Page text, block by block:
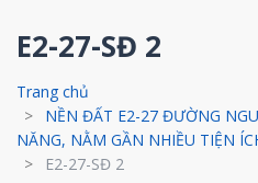
E2-27-SĐ 2
Trang chủ
NỀN ĐẤT E2-27 ĐƯỜNG
NĂNG, NẰM GẦN NHIỀU TIỆN
E2-27-SĐ 2